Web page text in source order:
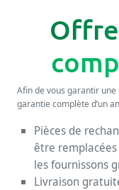
Afin de vous garantir
garantie complète d’un
Pièces de
être
les fournissons
Livraison